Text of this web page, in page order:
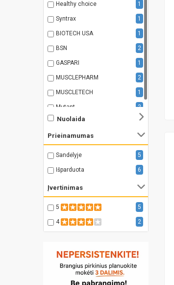
Healthy choice 1
Syntrax 1
BIOTECH USA 1
BSN 2
GASPARI 1
MUSCLEPHARM 2
MUSCLETECH 1
Mutant 2
Nuolaida
Prieinamumas
Sandėlyje 5
Išparduota 6
Įvertinimas
5 5
4 2